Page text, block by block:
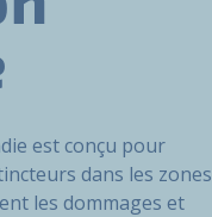
est conçu pour
dans les zones
les dommages et